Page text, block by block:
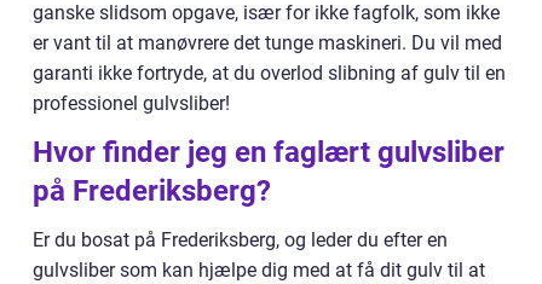
ganske slidsom opgave, især for ikke fagfolk, som ikke
er vant til at manøvrere det tunge maskineri. Du vil med
garanti ikke fortryde, at du overlod slibning af gulv til en
professionel gulvsliber!
Hvor finder jeg en faglært gulvsliber
på Frederiksberg?
Er du bosat på Frederiksberg, og leder du efter en
gulvsliber som kan hjælpe dig med at få dit gulv til at